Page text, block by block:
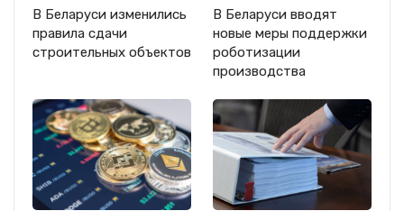
В Беларуси изменились
правила сдачи
строительных объектов
В Беларуси вводят
новые меры поддержки
роботизации
производства